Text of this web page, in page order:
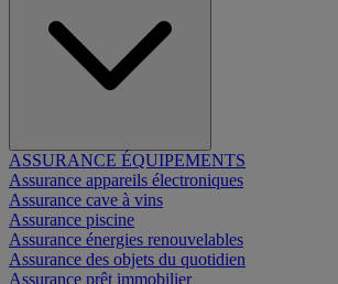
ASSURANCE ÉQUIPEMENTS
Assurance appareils électroniques
Assurance cave à vins
Assurance piscine
Assurance énergies renouvelables
Assurance des objets du quotidien
Assurance prêt immobilier